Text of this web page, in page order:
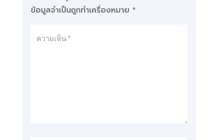
ข้อมูลจำเป็นถูกทำเครื่องหมาย *